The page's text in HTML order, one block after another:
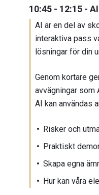
10:45 - 12:15 -
AI är en del av
interaktiva pass
lösningar för din
Genom kortare
avvägningar som
AI kan användas
Risker och
Praktiskt
Skapa egna
Hur kan våra